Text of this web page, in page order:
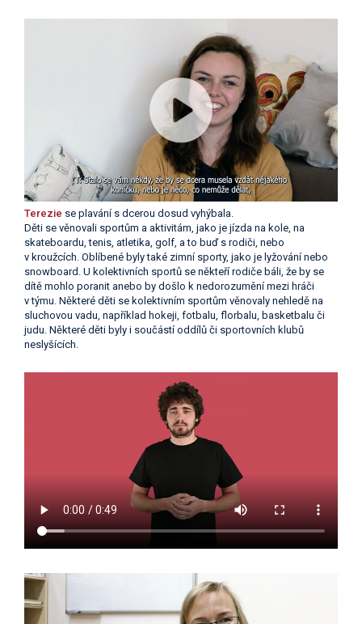
Terezie se plavání s dcerou dosud vyhýbala.
Děti se věnovali sportům a aktivitám, jako je jízda na kole, na
skateboardu, tenis, atletika, golf, a to buď s rodiči, nebo
v kroužcích. Oblíbené byly také zimní sporty, jako je lyžování nebo
snowboard. U kolektivních sportů se někteří rodiče báli, že by se
dítě mohlo poranit anebo by došlo k nedorozumění mezi hráči
v týmu. Některé děti se kolektivním sportům věnovaly nehledě na
sluchovou vadu, například hokeji, fotbalu, florbalu, basketbalu či
judu. Některé děti byly i součástí oddílů či sportovních klubů
neslyšících.